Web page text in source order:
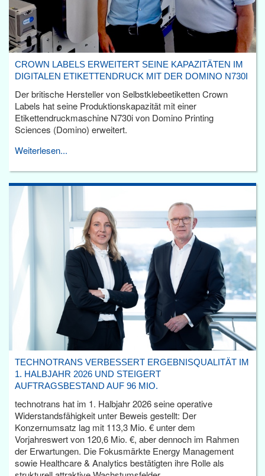
CROWN LABELS ERWEITERT SEINE KAPAZITÄTEN IM
DIGITALEN ETIKETTENDRUCK MIT DER DOMINO N730I
Der britische Hersteller von Selbstklebeetiketten Crown
Labels hat seine Produktionskapazität mit einer
Etikettendruckmaschine N730i von Domino Printing
Sciences (Domino) erweitert.
Weiterlesen...
TECHNOTRANS VERBESSERT ERGEBNISQUALITÄT IM
1. HALBJAHR 2026 UND STEIGERT
AUFTRAGSBESTAND AUF 96 MIO.
technotrans hat im 1. Halbjahr 2026 seine operative
Widerstandsfähigkeit unter Beweis gestellt: Der
Konzernumsatz lag mit 113,3 Mio. € unter dem
Vorjahreswert von 120,6 Mio. €, aber dennoch im Rahmen
der Erwartungen. Die Fokusmärkte Energy Management
sowie Healthcare & Analytics bestätigten ihre Rolle als